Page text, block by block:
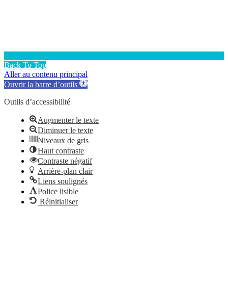
Back To Top
Aller au contenu principal
Ouvrir la barre d’outils
Outils d’accessibilité
Augmenter le texte
Diminuer le texte
Niveaux de gris
Haut contraste
Contraste négatif
Arrière-plan clair
Liens soulignés
Police lisible
Réinitialiser